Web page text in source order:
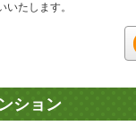
たします。
ション